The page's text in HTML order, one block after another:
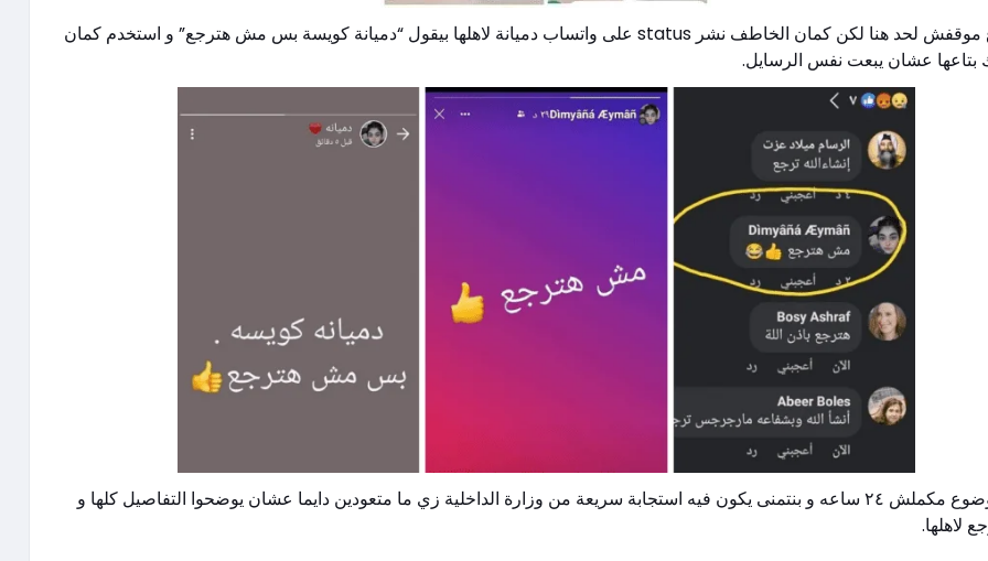
الموضوع موقفش لحد هنا لكن كمان الخاطف نشر status على واتساب دميانة لاهلها بيقول “دميانة كويسة بس مش هترجع” و استخدم كمان
بتاعها عشان يبعت نفس الرسايل.
لسه الموضوع مكملش ٢٤ ساعه و بنتمنى يكون فيه استجابة سريعة من وزارة الداخلية زي ما متعودين دايما عشان يوضحوا التفاصيل كلها و
لاهلها.